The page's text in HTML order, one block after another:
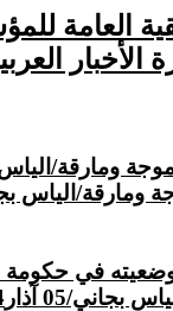
العامة
الأخبار
الياس بجاني/
الياس بجاني/04
في حكومة
05 آذار14